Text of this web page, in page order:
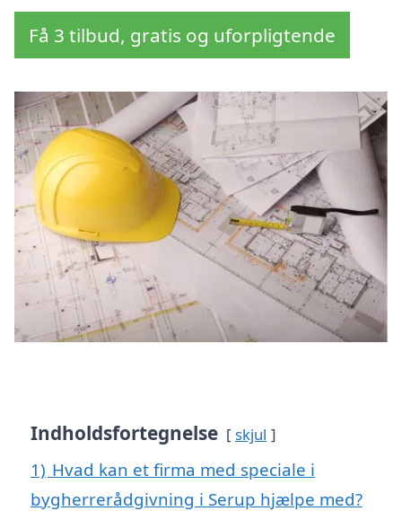
Få 3 tilbud, gratis og uforpligtende
Indholdsfortegnelse skjul
1) Hvad kan et firma med speciale i
bygherrerådgivning i Serup hjælpe med?